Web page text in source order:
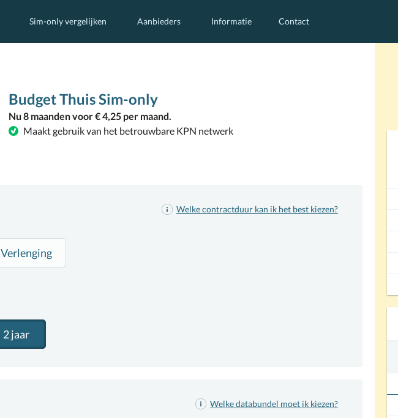
Sim-only vergelijken Aanbieders Informatie Contact
Budget Thuis Sim-only
Nu 8 maanden voor € 4,25 per maand.
Maakt gebruik van het betrouwbare KPN netwerk
Verlenging
2 jaar
Welke contractduur kan ik het best kiezen?
Welke databundel moet ik kiezen?